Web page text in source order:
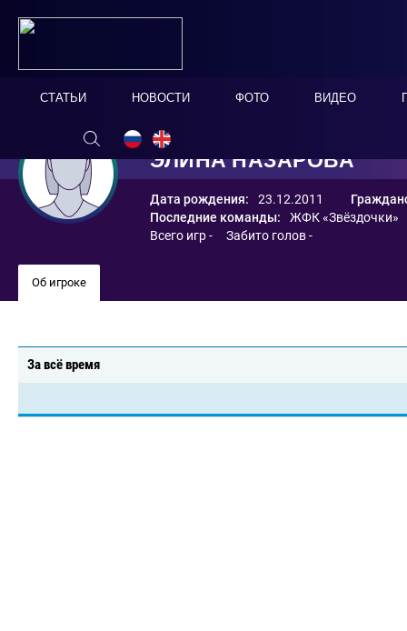
СТАТЬИ НОВОСТИ ФОТО ВИДЕО
ЭЛИНА НАЗАРОВА
Дата рождения: 23.12.2011
Последние команды:
ЖФК «Звёздочки»
Всего игр - Забито голов -
Об игроке
За всё время